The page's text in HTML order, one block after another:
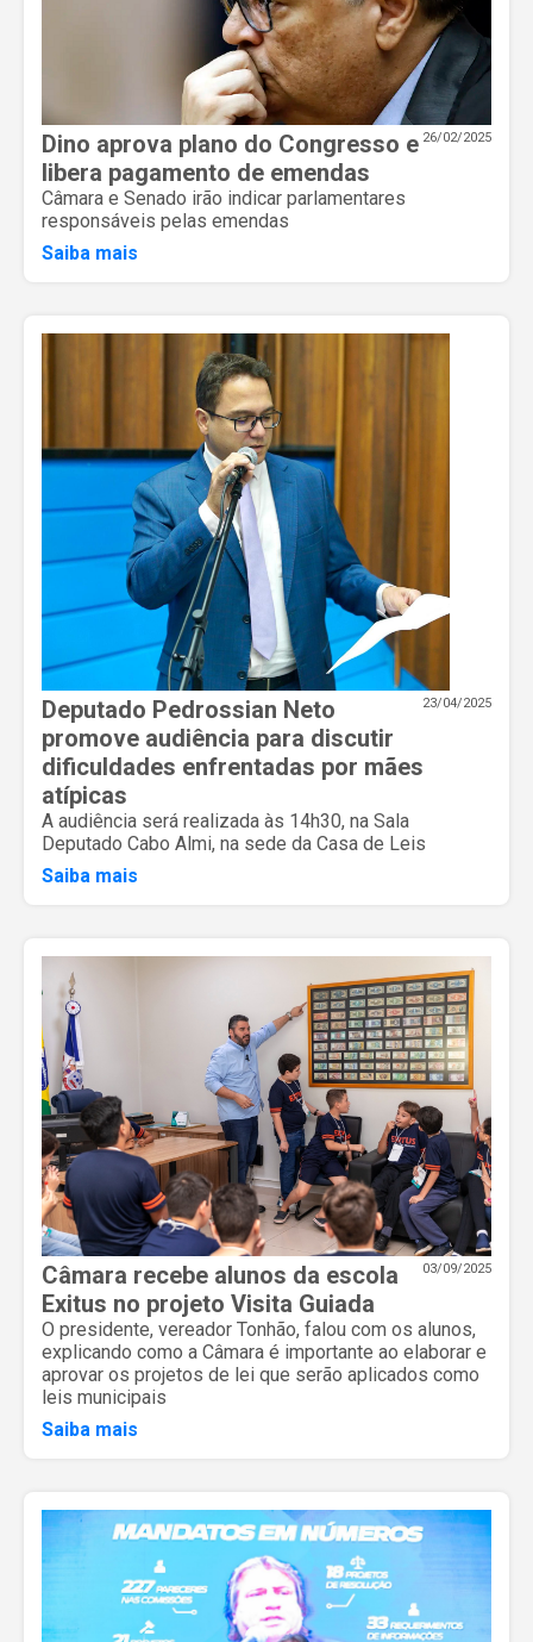
26/02/2025
Dino aprova plano do Congresso e
libera pagamento de emendas
Câmara e Senado irão indicar parlamentares
responsáveis pelas emendas
Saiba mais
23/04/2025
Deputado Pedrossian Neto
promove audiência para discutir
dificuldades enfrentadas por mães
atípicas
A audiência será realizada às 14h30, na Sala
Deputado Cabo Almi, na sede da Casa de Leis
Saiba mais
03/09/2025
Câmara recebe alunos da escola
Exitus no projeto Visita Guiada
O presidente, vereador Tonhão, falou com os alunos,
explicando como a Câmara é importante ao elaborar e
aprovar os projetos de lei que serão aplicados como
leis municipais
Saiba mais